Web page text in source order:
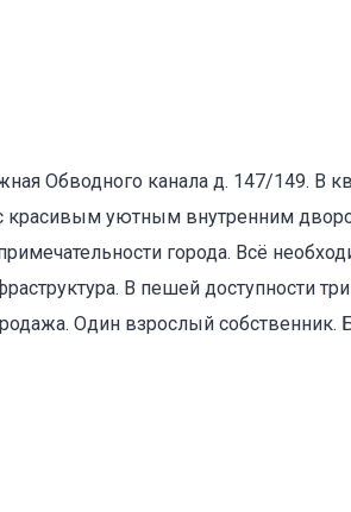
Обводного канала д. 147/149. В
красивым уютным внутренним
города. Всё
В пешей доступности три
Один взрослый собственник.